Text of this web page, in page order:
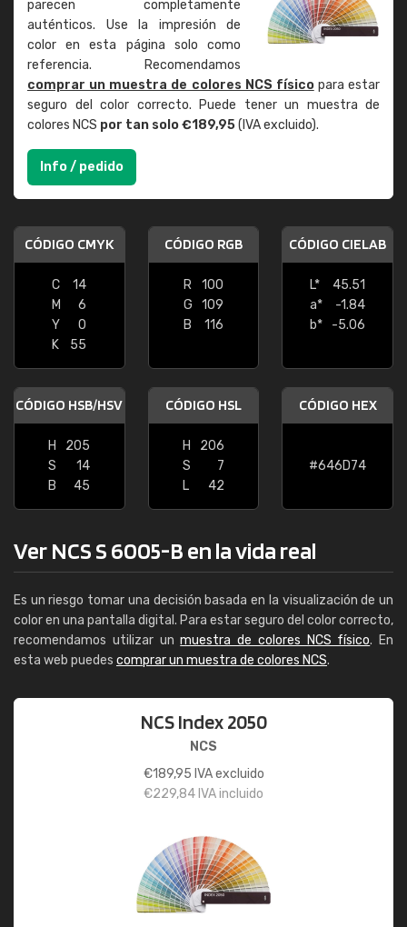
parecen completamente
auténticos. Use la impresión de
color en esta página solo como
referencia. Recomendamos
comprar un muestra de colores NCS físicopara estar
seguro del color correcto. Puede tener un muestra de
colores NCS por tan solo €189,95(IVA excluido).
Info / pedido
CÓDIGO CMYK
C
14
M
6
Y
0
K
55
CÓDIGO RGB
R
100
G
109
B
116
CÓDIGO CIELAB
L*
45.51
a*
-1.84
b*
-5.06
CÓDIGO HSB/HSV
H
205
S
14
B
45
CÓDIGO HSL
H
206
S
7
L
42
CÓDIGO HEX
#646D74
Ver NCS S 6005-B en la vida real
Es un riesgo tomar una decisión basada en la visualización de un
color en una pantalla digital. Para estar seguro del color correcto,
recomendamos utilizar unmuestra de colores NCS físico. En
esta web puedes comprar un muestra de colores NCS.
NCS Index 2050
NCS
€189,95 IVA excluido
€229,84 IVA incluido